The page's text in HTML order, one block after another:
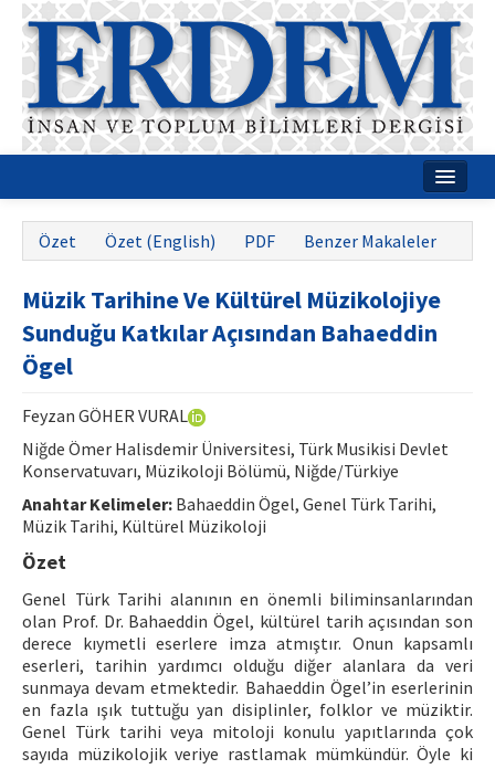
Hakkımızda
Dergi Kurulları
Rehberler
İletişim
ISSN: 1010-867X · e-ISSN: 2667-8713
Özet Özet (English) PDF Benzer Makaleler
Müzik Tarihine Ve Kültürel Müzikolojiye
Sunduğu Katkılar Açısından Bahaeddin
Ögel
Feyzan GÖHER VURAL
Niğde Ömer Halisdemir Üniversitesi, Türk Musikisi Devlet
Konservatuvarı, Müzikoloji Bölümü, Niğde/Türkiye
Anahtar Kelimeler: Bahaeddin Ögel, Genel Türk Tarihi,
Müzik Tarihi, Kültürel Müzikoloji
Özet
Genel Türk Tarihi alanının en önemli biliminsanlarından
olan Prof. Dr. Bahaeddin Ögel, kültürel tarih açısından son
derece kıymetli eserlere imza atmıştır. Onun kapsamlı
eserleri, tarihin yardımcı olduğu diğer alanlara da veri
sunmaya devam etmektedir. Bahaeddin Ögel’in eserlerinin
en fazla ışık tuttuğu yan disiplinler, folklor ve müziktir.
Genel Türk tarihi veya mitoloji konulu yapıtlarında çok
sayıda müzikolojik veriye rastlamak mümkündür. Öyle ki